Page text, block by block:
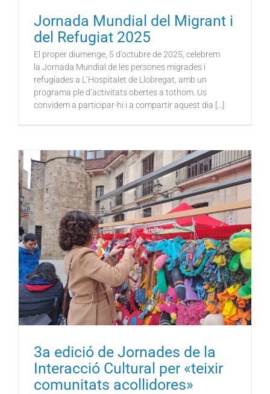
Jornada Mundial del Migrant i
del Refugiat 2025
El proper diumenge, 5 d’octubre de 2025, celebrem
la Jornada Mundial de les persones migrades i
refugiades a L’Hospitalet de Llobregat, amb un
programa ple d’activitats obertes a tothom. Us
convidem a participar-hi i a compartir aquest dia [...]
3a edició de Jornades de la
Interacció Cultural per «teixir
comunitats acollidores»